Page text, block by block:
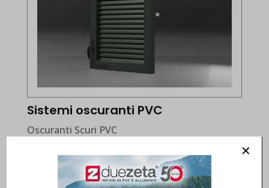
Sistemi oscuranti PVC
Oscuranti Scuri PVC
✕